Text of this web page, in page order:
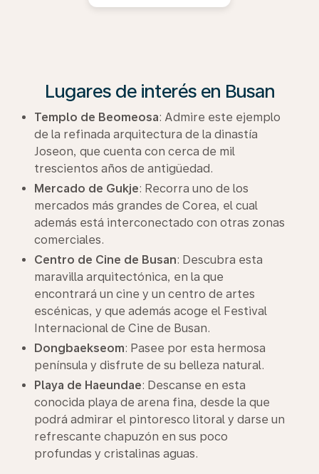
Lugares de interés en Busan
Templo de Beomeosa: Admire este ejemplo
de la refinada arquitectura de la dinastía
Joseon, que cuenta con cerca de mil
trescientos años de antigüedad.
Mercado de Gukje: Recorra uno de los
mercados más grandes de Corea, el cual
además está interconectado con otras zonas
comerciales.
Centro de Cine de Busan: Descubra esta
maravilla arquitectónica, en la que
encontrará un cine y un centro de artes
escénicas, y que además acoge el Festival
Internacional de Cine de Busan.
Dongbaekseom: Pasee por esta hermosa
península y disfrute de su belleza natural.
Playa de Haeundae: Descanse en esta
conocida playa de arena fina, desde la que
podrá admirar el pintoresco litoral y darse un
refrescante chapuzón en sus poco
profundas y cristalinas aguas.